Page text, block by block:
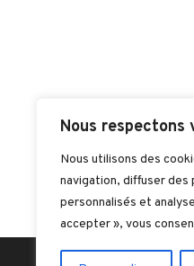
Nous respectons
Nous utilisons des
navigation, diffuser des
personnalisés et
accepter », vous